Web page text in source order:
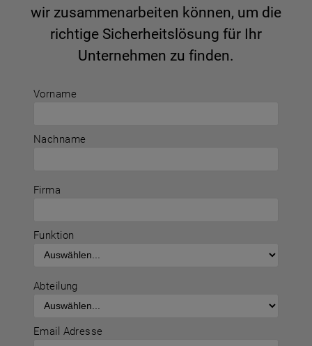
Vorname
Nachname
Firma
Funktion
Abteilung
Email Adresse
wir zusammenarbeiten können, um die
richtige Sicherheitslösung für Ihr
Unternehmen zu finden.